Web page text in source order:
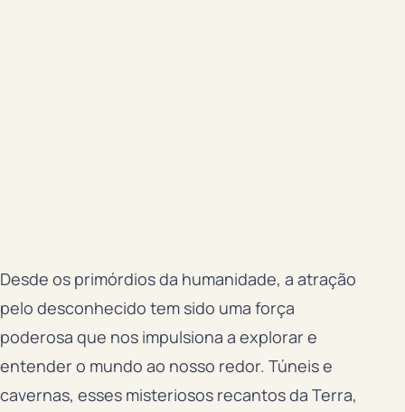
Desde os primórdios da humanidade, a atração
pelo desconhecido tem sido uma força
poderosa que nos impulsiona a explorar e
entender o mundo ao nosso redor. Túneis e
cavernas, esses misteriosos recantos da Terra,